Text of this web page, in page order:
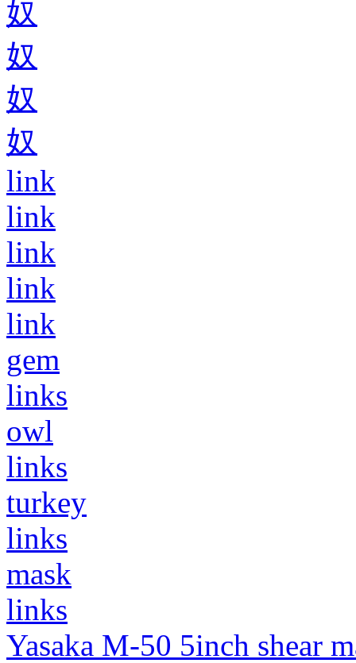
奴
奴
奴
奴
link
link
link
link
link
gem
links
owl
links
turkey
links
mask
links
Yasaka M-50 5inch shear